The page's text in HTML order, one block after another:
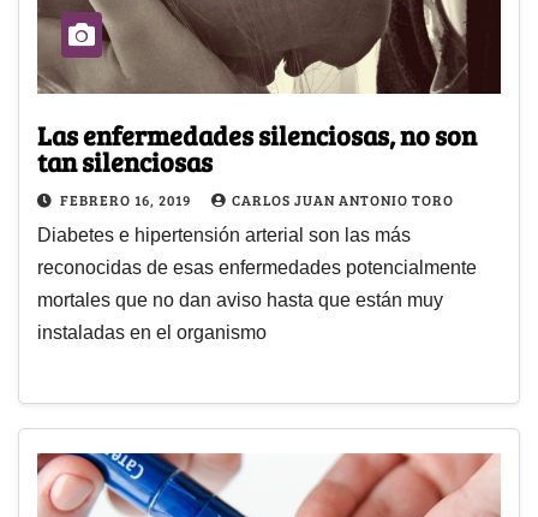
Las enfermedades silenciosas, no son
tan silenciosas
FEBRERO 16, 2019 CARLOS JUAN ANTONIO TORO
Diabetes e hipertensión arterial son las más
reconocidas de esas enfermedades potencialmente
mortales que no dan aviso hasta que están muy
instaladas en el organismo